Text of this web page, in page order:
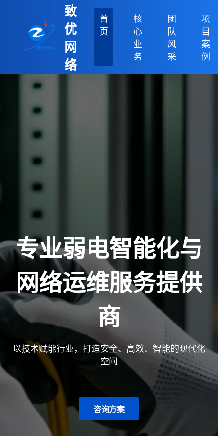
致
优
网
络
首
页
核
心
业
务
团
队
风
采
项
目
案
例
专业弱电智能化与
网络运维服务提供
商
以技术赋能行业，打造安全、高效、智能的现代化
空间
咨询方案